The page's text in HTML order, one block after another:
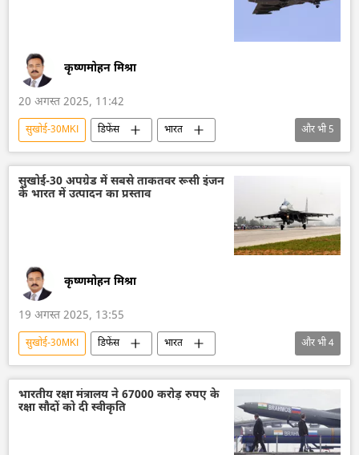
कृष्णमोहन मिश्रा
20 अगस्त 2025, 11:42
सुखोई-30MKI डिफेंस
भारत
भारत सरकार
भारतीय वायुसेना
रूस
हिंदुस्तान एयरोनॉटिक्स लिमिटेड (HAL)
तेजस जेट
और भी5
सुखोई-30 अपग्रेड में सबसे ताकतवर रूसी इंजन
के भारत में उत्पादन का प्रस्ताव
कृष्णमोहन मिश्रा
19 अगस्त 2025, 13:55
सुखोई-30MKI डिफेंस
भारत
भारत सरकार
रूस
भारतीय वायुसेना
ब्रह्मोस
और भी4
भारतीय रक्षा मंत्रालय ने 67000 करोड़ रुपए के
रक्षा सौदों को दी स्वीकृति